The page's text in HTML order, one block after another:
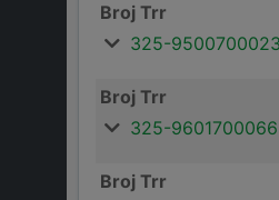
Broj Trr
325-
Broj Trr
325-
Broj Trr